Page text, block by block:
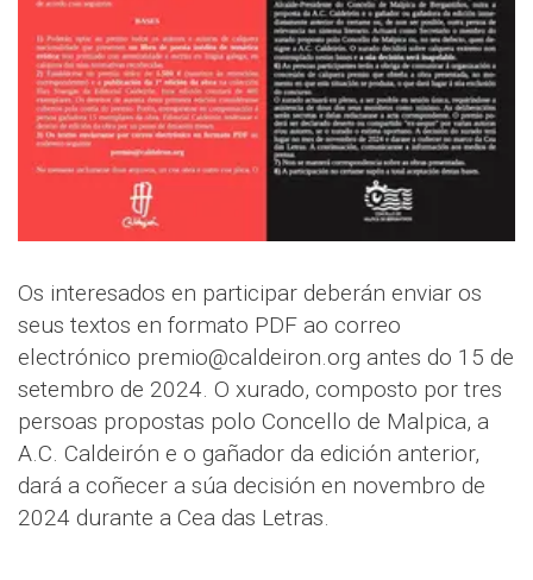
Os interesados en participar deberán enviar os
seus textos en formato PDF ao correo
electrónico premio@caldeiron.org antes do 15 de
setembro de 2024. O xurado, composto por tres
persoas propostas polo Concello de Malpica, a
A.C. Caldeirón e o gañador da edición anterior,
dará a coñecer a súa decisión en novembro de
2024 durante a Cea das Letras.